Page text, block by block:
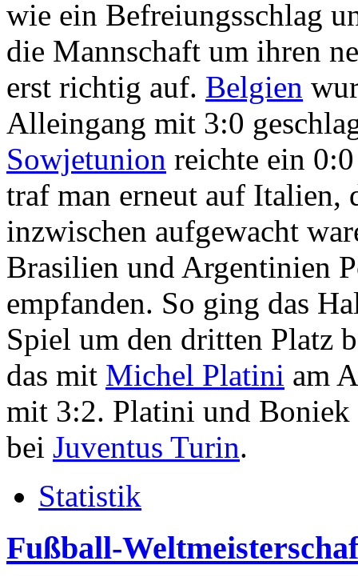
wie ein Befreiungsschlag
die Mannschaft um ihren
erst richtig auf. Belgien
Alleingang mit 3:0
Sowjetunion reichte ein
traf man erneut auf Italien,
inzwischen aufgewacht
Brasilien und Argentinien
empfanden. So ging das
Spiel um den dritten Platz
das mit Michel Platini am
mit 3:2. Platini und Boniek
bei Juventus Turin.
Statistik
Fußball-